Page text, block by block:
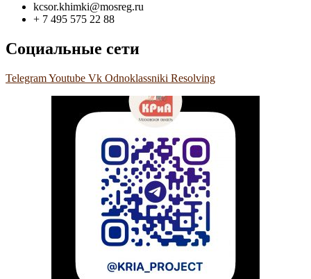
kcsor.khimki@mosreg.ru
+ 7 495 575 22 88
Социальные сети
TelegramYoutube Vk Odnoklassniki Resolving